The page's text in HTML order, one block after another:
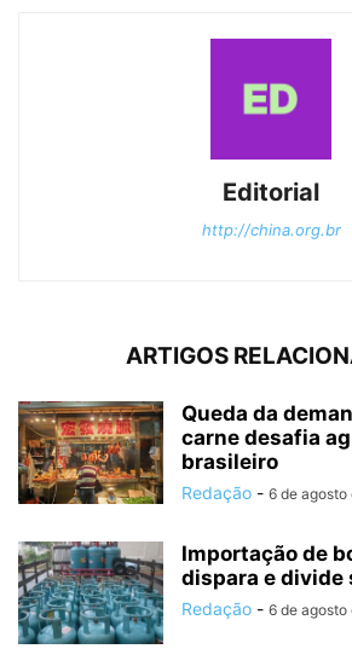
Editorial
http://china.org.br
ARTIGOS
Queda da
carne desafia
brasileiro
Redação - 6 de agosto
Importação de
dispara e divide
Redação - 6 de agosto